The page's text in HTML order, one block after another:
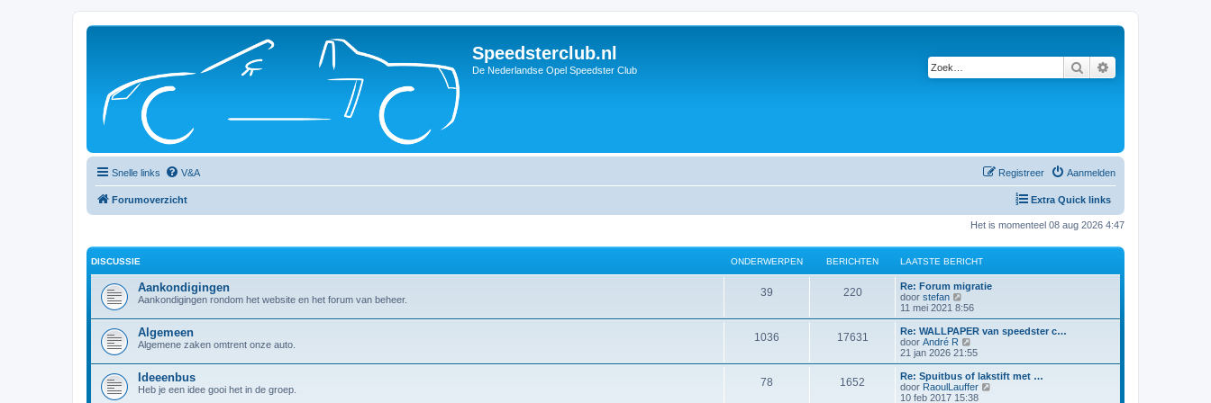
Speedsterclub.nl
De Nederlandse Opel Speedster Club Zoek
Snelle links V&A Aanmelden
Registreer
Forumoverzicht Extra Quick links
Het is momenteel 08 aug 2026 4:47
DISCUSSIE ONDERWERPEN BERICHTEN LAATSTE BERICHT
Aankondigingen
Aankondigingen rondom het website en het forum van beheer.
39
d
e
220B
r
i
c
L
a
a
t
s
t
e
e
r
i
Re: Forum migratie
door stefan
e
k
i
j
k
a
t
11 mei 2021 8:56
Algemeen
Algemene zaken omtrent onze auto.
1036 17631
L
a
a
t
s
t
e
Re: WALLPAPER van speedster c…
door André R
e
k
i
j
k
21 jan 2026 21:55
Ideeenbus
Heb je een idee gooi het in de groep.
78 1652
L
a
a
Re: Spuitbus of lakstift met …
door RaoulLauffer
10 feb 2017 15:38